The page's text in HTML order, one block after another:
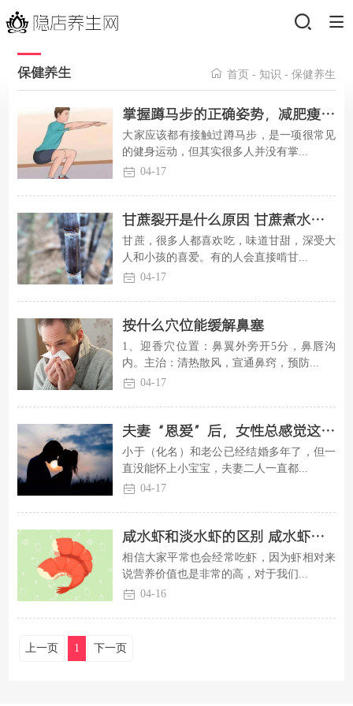
保健养生 首页 -知识 -保健养生
掌握蹲马步的正确姿势，减肥瘦身/提高性能力4大好处受益终身
大家应该都有接触过蹲马步，是一项很常见
的健身运动，但其实很多人并没有掌...
04-17
甘蔗裂开是什么原因 甘蔗煮水能治咳嗽吗
甘蔗，很多人都喜欢吃，味道甘甜，深受大
人和小孩的喜爱。有的人会直接啃甘...
04-17
按什么穴位能缓解鼻塞
1、迎香穴位置：鼻翼外旁开5分，鼻唇沟
内。主治：清热散风，宣通鼻窍，预防...
04-17
夫妻“恩爱”后，女性总感觉这几个部位痛，很有可能是怀上了
小于（化名）和老公已经结婚多年了，但一
直没能怀上小宝宝，夫妻二人一直都...
04-17
咸水虾和淡水虾的区别 咸水虾和淡水虾有什么区别
相信大家平常也会经常吃虾，因为虾相对来
说营养价值也是非常的高，对于我们...
04-16
上一页 1 下一页